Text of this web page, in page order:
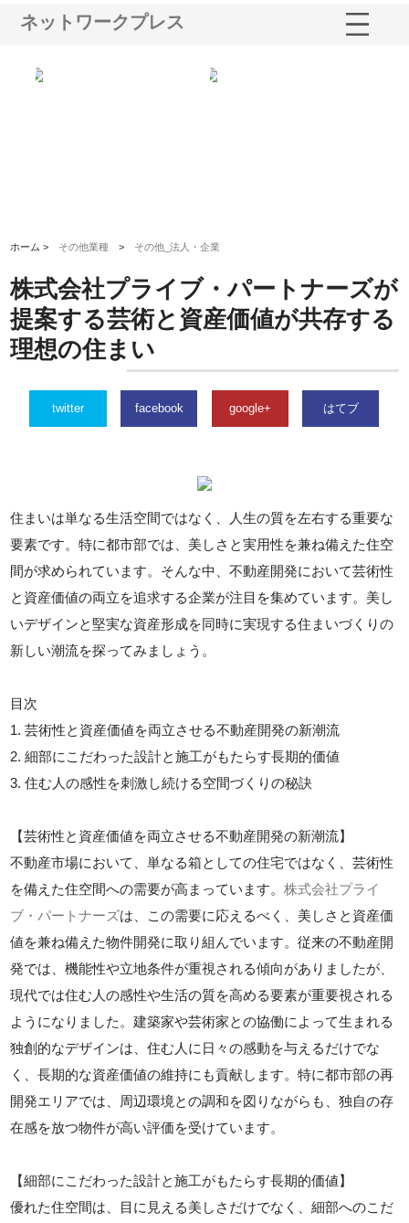
ネットワークプレス
ホーム > その他業種 > その他_法人・企業
株式会社プライブ・パートナーズが
提案する芸術と資産価値が共存する
理想の住まい
twitter facebook google+ はてブ
住まいは単なる生活空間ではなく、人生の質を左右する重要な
要素です。特に都市部では、美しさと実用性を兼ね備えた住空
間が求められています。そんな中、不動産開発において芸術性
と資産価値の両立を追求する企業が注目を集めています。美し
いデザインと堅実な資産形成を同時に実現する住まいづくりの
新しい潮流を探ってみましょう。
目次
1. 芸術性と資産価値を両立させる不動産開発の新潮流
2. 細部にこだわった設計と施工がもたらす長期的価値
3. 住む人の感性を刺激し続ける空間づくりの秘訣
【芸術性と資産価値を両立させる不動産開発の新潮流】
不動産市場において、単なる箱としての住宅ではなく、芸術性
を備えた住空間への需要が高まっています。株式会社プライ
ブ・パートナーズは、この需要に応えるべく、美しさと資産価
値を兼ね備えた物件開発に取り組んでいます。従来の不動産開
発では、機能性や立地条件が重視される傾向がありましたが、
現代では住む人の感性や生活の質を高める要素が重要視される
ようになりました。建築家や芸術家との協働によって生まれる
独創的なデザインは、住む人に日々の感動を与えるだけでな
く、長期的な資産価値の維持にも貢献します。特に都市部の再
開発エリアでは、周辺環境との調和を図りながらも、独自の存
在感を放つ物件が高い評価を受けています。
【細部にこだわった設計と施工がもたらす長期的価値】
優れた住空間は、目に見える美しさだけでなく、細部へのこだ